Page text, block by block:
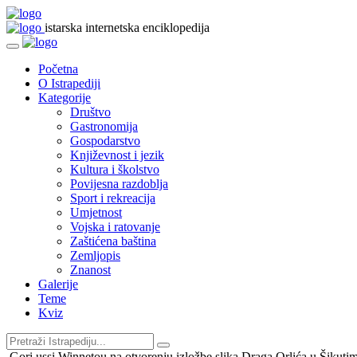
istarska internetska enciklopedija
Početna
O Istrapediji
Kategorije
Društvo
Gastronomija
Gospodarstvo
Književnost i jezik
Kultura i školstvo
Povijesna razdoblja
Sport i rekreacija
Umjetnost
Vojska i ratovanje
Zaštićena baština
Zemljopis
Znanost
Galerije
Teme
Kviz